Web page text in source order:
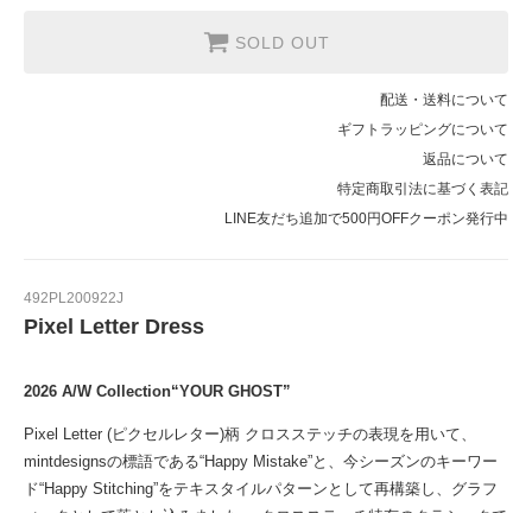
SOLD OUT
配送・送料について
ギフトラッピングについて
返品について
特定商取引法に基づく表記
LINE友だち追加で500円OFFクーポン発行中
492PL200922J
Pixel Letter Dress
2026 A/W Collection“YOUR GHOST”
Pixel Letter (ピクセルレター)柄 クロスステッチの表現を用いて、
mintdesignsの標語である“Happy Mistake”と、今シーズンのキーワー
ド“Happy Stitching”をテキスタイルパターンとして再構築し、グラフ